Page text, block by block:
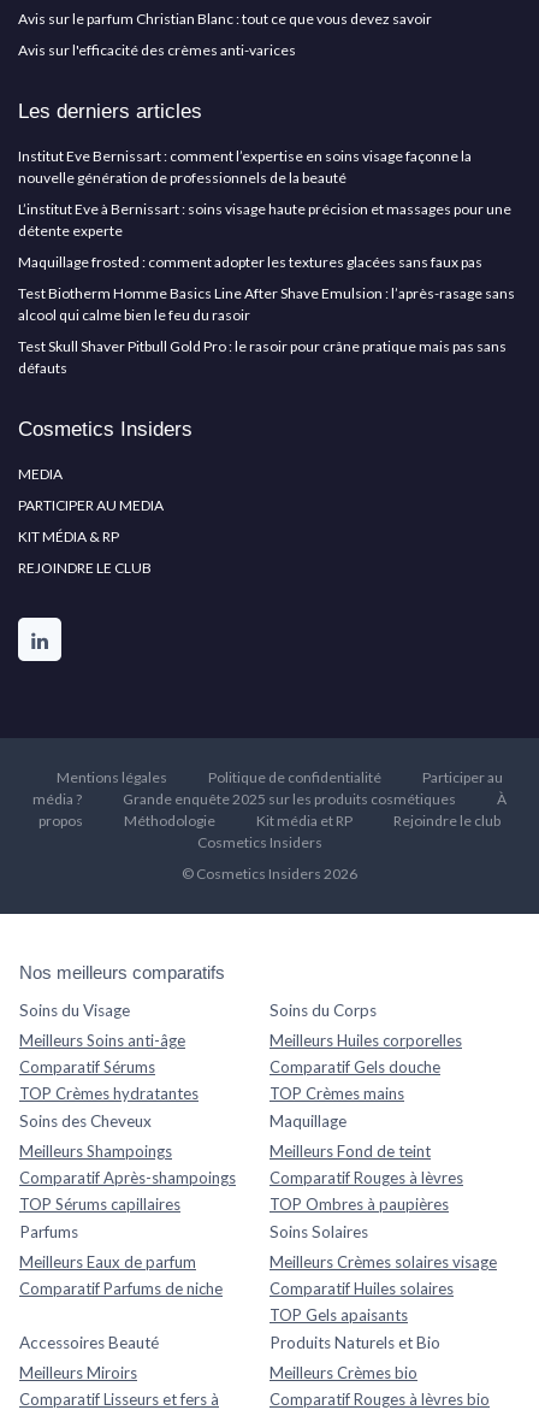
Avis sur le parfum Christian Blanc : tout ce que vous devez savoir
Avis sur l'efficacité des crèmes anti-varices
Les derniers articles
Institut Eve Bernissart : comment l’expertise en soins visage façonne la
nouvelle génération de professionnels de la beauté
L’institut Eve à Bernissart : soins visage haute précision et massages pour une
détente experte
Maquillage frosted : comment adopter les textures glacées sans faux pas
Test Biotherm Homme Basics Line After Shave Emulsion : l’après-rasage sans
alcool qui calme bien le feu du rasoir
Test Skull Shaver Pitbull Gold Pro : le rasoir pour crâne pratique mais pas sans
défauts
Cosmetics Insiders
MEDIA
PARTICIPER AU MEDIA
KIT MÉDIA & RP
REJOINDRE LE CLUB
Mentions légales Politique de confidentialité
Participer au
média ?
Grande enquête 2025 sur les produits cosmétiques
À
propos
Méthodologie Kit média et RP
Rejoindre le club
Cosmetics Insiders
© Cosmetics Insiders 2026
Nos meilleurs comparatifs
Soins du Visage
Meilleurs Soins anti-âge
Comparatif Sérums
TOP Crèmes hydratantes
Soins du Corps
Meilleurs Huiles corporelles
Comparatif Gels douche
TOP Crèmes mains
Soins des Cheveux
Meilleurs Shampoings
Comparatif Après-shampoings
TOP Sérums capillaires
Maquillage
Meilleurs Fond de teint
Comparatif Rouges à lèvres
TOP Ombres à paupières
Parfums
Meilleurs Eaux de parfum
Comparatif Parfums de niche
Soins Solaires
Meilleurs Crèmes solaires visage
Comparatif Huiles solaires
TOP Gels apaisants
Accessoires Beauté
Meilleurs Miroirs
Comparatif Lisseurs et fers à
Produits Naturels et Bio
Meilleurs Crèmes bio
Comparatif Rouges à lèvres bio